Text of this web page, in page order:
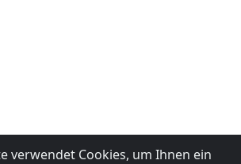
verwendet Cookies, um Ihnen ein